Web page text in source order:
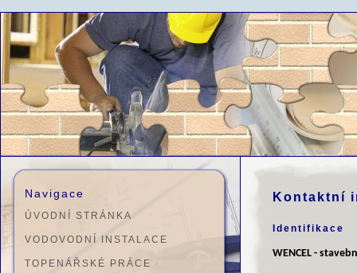
Navigace
ÚVODNÍ STRÁNKA
VODOVODNÍ INSTALACE
TOPENÁŘSKÉ PRÁCE
Kontaktní
Identifikace
WENCEL -